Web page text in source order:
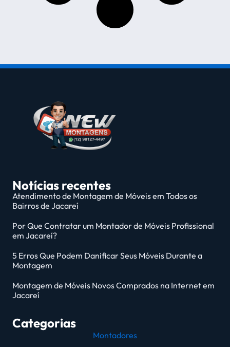
Notícias recentes
Atendimento de Montagem de Móveis em Todos os
Bairros de Jacareí
Por Que Contratar um Montador de Móveis Profissional
em Jacareí?
5 Erros Que Podem Danificar Seus Móveis Durante a
Montagem
Montagem de Móveis Novos Comprados na Internet em
Jacareí
Categorias
Montadores